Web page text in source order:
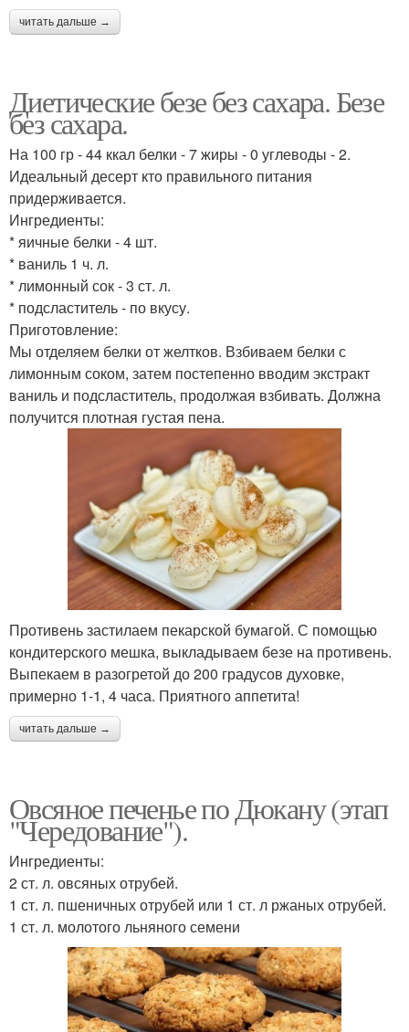
читать дальше →
Диетические безе без сахара. Безе
без сахара.
На 100 гр - 44 ккал белки - 7 жиры - 0 углеводы - 2.
Идеальный десерт кто правильного питания
придерживается.
Ингредиенты:
* яичные белки - 4 шт.
* ваниль 1 ч. л.
* лимонный сок - 3 ст. л.
* подсластитель - по вкусу.
Приготовление:
Мы отделяем белки от желтков. Взбиваем белки с
лимонным соком, затем постепенно вводим экстракт
ваниль и подсластитель, продолжая взбивать. Должна
получится плотная густая пена.
Противень застилаем пекарской бумагой. С помощью
кондитерского мешка, выкладываем безе на противень.
Выпекаем в разогретой до 200 градусов духовке,
примерно 1-1, 4 часа. Приятного аппетита!
читать дальше →
Овсяное печенье по Дюкану (этап
"Чередование").
Ингредиенты:
2 ст. л. овсяных отрубей.
1 ст. л. пшеничных отрубей или 1 ст. л ржаных отрубей.
1 ст. л. молотого льняного семени